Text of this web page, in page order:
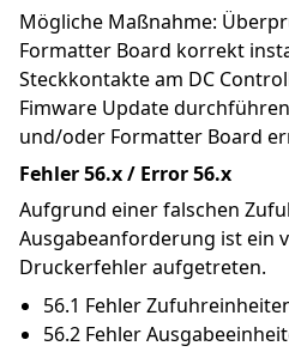
Mögliche Maßnahme:
Formatter Board korrekt
Steckkontakte am DC
Fimware Update
und/oder Formatter Board
Fehler 56.x / Error 56.x
Aufgrund einer falschen
Ausgabeanforderung ist ein
Druckerfehler aufgetreten.
56.1 Fehler
56.2 Fehler